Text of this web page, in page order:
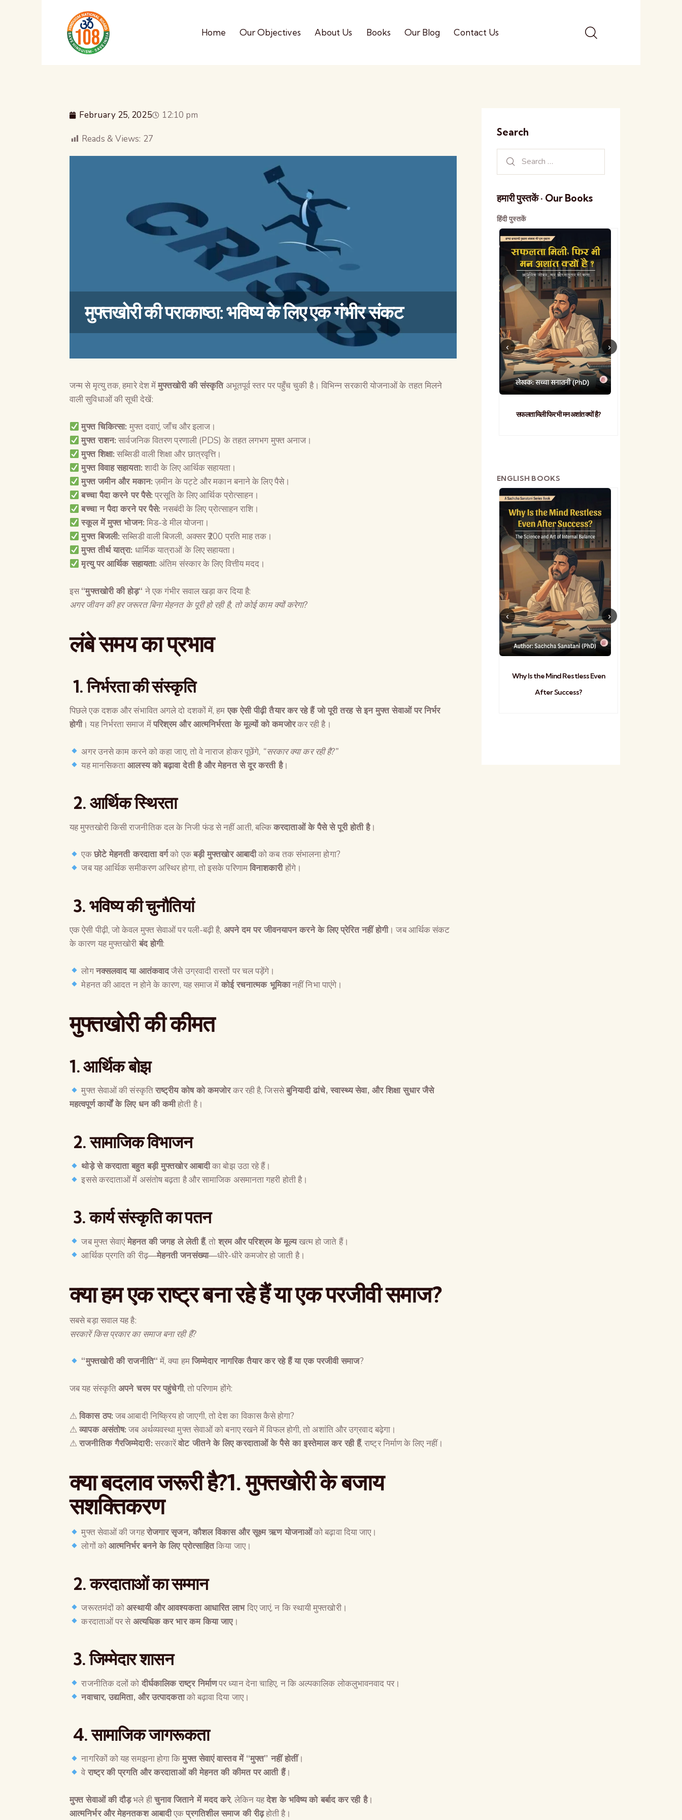
Home Our Objectives About Us Books Our Blog Contact Us
February 25, 2025 12:10 pm
Reads & Views: 27
मुफ्तखोरी की पराकाष्ठा: भविष्य के लिए एक गंभीर संकट
जन्म से मृत्यु तक, हमारे देश मेंमुफ्तखोरी की संस्कृतिअभूतपूर्व स्तर पर पहुँच चुकी है। विभिन्न सरकारी योजनाओं के तहत मिलने
वाली सुविधाओं की सूची देखें:
मुफ्त चिकित्सा: मुफ्त दवाएं, जाँच और इलाज।
मुफ्त राशन: सार्वजनिक वितरण प्रणाली (PDS) के तहत लगभग मुफ्त अनाज।
मुफ्त शिक्षा: सब्सिडी वाली शिक्षा और छात्रवृत्ति।
मुफ्त विवाह सहायता: शादी के लिए आर्थिक सहायता।
मुफ्त जमीन और मकान: ज़मीन के पट्टे और मकान बनाने के लिए पैसे।
बच्चा पैदा करने पर पैसे: प्रसूति के लिए आर्थिक प्रोत्साहन।
बच्चा न पैदा करने पर पैसे: नसबंदी के लिए प्रोत्साहन राशि।
स्कूल में मुफ्त भोजन: मिड-डे मील योजना।
मुफ्त बिजली: सब्सिडी वाली बिजली, अक्सर ₹200 प्रति माह तक।
मुफ्त तीर्थ यात्रा: धार्मिक यात्राओं के लिए सहायता।
मृत्यु पर आर्थिक सहायता: अंतिम संस्कार के लिए वित्तीय मदद।
इस“मुफ्तखोरी की होड़“ ने एक गंभीर सवाल खड़ा कर दिया है:
अगर जीवन की हर जरूरत बिना मेहनत के पूरी हो रही है, तो कोई काम क्यों करेगा?
लंबे समय का प्रभाव
1. निर्भरता की संस्कृति
पिछले एक दशक और संभावित अगले दो दशकों में, हमएक ऐसी पीढ़ी तैयार कर रहे हैं जो पूरी तरह से इन मुफ्त सेवाओं पर निर्भर
होगी। यह निर्भरता समाज मेंपरिश्रम और आत्मनिर्भरता के मूल्यों को कमजोरकर रही है।
अगर उनसे काम करने को कहा जाए, तो वे नाराज होकर पूछेंगे, “सरकार क्या कर रही है?”
यह मानसिकताआलस्य को बढ़ावा देती है और मेहनत से दूर करती है।
2. आर्थिक स्थिरता
यह मुफ्तखोरी किसी राजनीतिक दल के निजी फंड से नहीं आती, बल्किकरदाताओं के पैसे से पूरी होती है।
एकछोटे मेहनती करदाता वर्गको एकबड़ी मुफ्तखोर आबादीको कब तक संभालना होगा?
जब यह आर्थिक समीकरण अस्थिर होगा, तो इसके परिणामविनाशकारीहोंगे।
3. भविष्य की चुनौतियां
एक ऐसी पीढ़ी, जो केवल मुफ्त सेवाओं पर पली-बढ़ी है, अपने दम पर जीवनयापन करने के लिए प्रेरित नहीं होगी। जब आर्थिक संकट
के कारण यह मुफ्तखोरीबंद होगी:
लोगनक्सलवाद या आतंकवादजैसे उग्रवादी रास्तों पर चल पड़ेंगे।
मेहनत की आदत न होने के कारण, यह समाज मेंकोई रचनात्मक भूमिकानहीं निभा पाएंगे।
मुफ्तखोरी की कीमत
1.आर्थिक बोझ
मुफ्त सेवाओं की संस्कृतिराष्ट्रीय कोष को कमजोरकर रही है, जिससेबुनियादी ढांचे,स्वास्थ्य सेवा, और शिक्षा सुधार जैसे
महत्वपूर्ण कार्यों के लिए धन की कमीहोती है।
2. सामाजिक विभाजन
थोड़े से करदाताबहुत बड़ी मुफ्तखोर आबादीका बोझ उठा रहे हैं।
इससे करदाताओं में असंतोष बढ़ता है और सामाजिक असमानता गहरी होती है।
3. कार्य संस्कृति का पतन
जब मुफ्त सेवाएंमेहनत की जगह ले लेती हैं, तोश्रम और परिश्रम के मूल्यखत्म हो जाते हैं।
आर्थिक प्रगति की रीढ़—मेहनती जनसंख्या—धीरे-धीरे कमजोर हो जाती है।
क्या हम एक राष्ट्र बना रहे हैं या एक परजीवी समाज?
सबसे बड़ा सवाल यह है:
सरकारें किस प्रकार का समाज बना रही हैं?
“मुफ्तखोरी की राजनीति“ में, क्या हमजिम्मेदार नागरिक तैयार कर रहे हैं या एक परजीवी समाज?
जब यह संस्कृतिअपने चरम पर पहुंचेगी, तो परिणाम होंगे:
⚠विकास ठप: जब आबादी निष्क्रिय हो जाएगी, तो देश का विकास कैसे होगा?
⚠व्यापक असंतोष: जब अर्थव्यवस्था मुफ्त सेवाओं को बनाए रखने में विफल होगी, तो अशांति और उग्रवाद बढ़ेगा।
⚠राजनीतिक गैरजिम्मेदारी: सरकारेंवोट जीतने के लिए करदाताओं के पैसे का इस्तेमाल कर रही हैं, राष्ट्र निर्माण के लिए नहीं।
क्या बदलाव जरूरी है?1. मुफ्तखोरी के बजाय
सशक्तिकरण
मुफ्त सेवाओं की जगहरोजगार सृजन,कौशल विकास और सूक्ष्म ऋण योजनाओंको बढ़ावा दिया जाए।
लोगों कोआत्मनिर्भर बनने के लिए प्रोत्साहितकिया जाए।
2. करदाताओं का सम्मान
जरूरतमंदों कोअस्थायी और आवश्यकता आधारित लाभदिए जाएं, न कि स्थायी मुफ्तखोरी।
करदाताओं पर सेअत्यधिक कर भार कम किया जाए।
3. जिम्मेदार शासन
राजनीतिक दलों कोदीर्घकालिक राष्ट्र निर्माणपर ध्यान देना चाहिए, न कि अल्पकालिक लोकलुभावनवाद पर।
नवाचार,उद्यमिता, और उत्पादकताको बढ़ावा दिया जाए।
4. सामाजिक जागरूकता
नागरिकों को यह समझना होगा किमुफ्त सेवाएं वास्तव में “मुफ्त” नहीं होतीं।
वेराष्ट्र की प्रगति और करदाताओं की मेहनत की कीमत पर आती हैं।
मुफ्त सेवाओं की दौड़भले हीचुनाव जिताने में मदद करे, लेकिन यहदेश के भविष्य को बर्बाद कर रही है।
आत्मनिर्भर और मेहनतकश आबादीएकप्रगतिशील समाज की रीढ़होती है।
Search
हमारी पुस्तकें · Our Books
हिंदी पुस्तकें
सफलता मिली फिर भी मन अशांत क्यों है?
ENGLISH BOOKS
Why Is the Mind Restless Even
After Success?